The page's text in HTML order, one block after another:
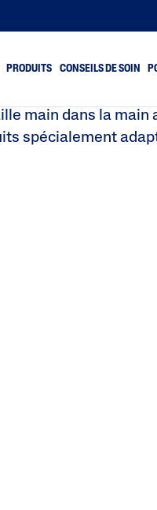
PRODUITS CONSEILS DE SOIN
main dans la main
spécialement